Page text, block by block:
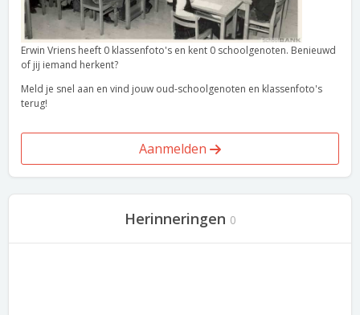
Erwin Vriens heeft 0 klassenfoto's en kent 0 schoolgenoten. Benieuwd
of jij iemand herkent?
Meld je snel aan en vind jouw oud-schoolgenoten en klassenfoto's
terug!
Aanmelden
Herinneringen 0